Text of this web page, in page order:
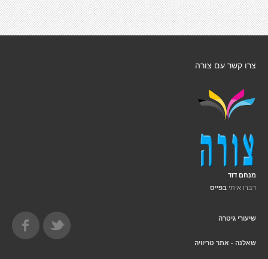
צרו קשר עם צורה
מנחם דוד
דברו איתי בפייס
שיעורי גיטרה
שאלנה - אתר טריוויה